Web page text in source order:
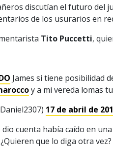
discutían el futuro del
de los usurarios en
Tito Puccetti,
James si tiene posibilidad
y a mi vereda lomas
17 de abril de
cuenta había caído en
que lo diga otra